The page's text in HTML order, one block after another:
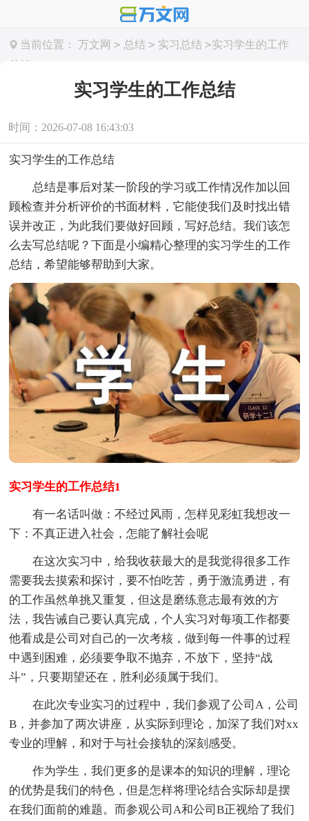
当前位置： 万文网 > 总结 > 实习总结 >实习学生的工作
总结
实习学生的工作总结
时间：2026-07-08 16:43:03
实习学生的工作总结
总结是事后对某一阶段的学习或工作情况作加以回
顾检查并分析评价的书面材料，它能使我们及时找出错
误并改正，为此我们要做好回顾，写好总结。我们该怎
么去写总结呢？下面是小编精心整理的实习学生的工作
总结，希望能够帮助到大家。
实习学生的工作总结1
有一名话叫做：不经过风雨，怎样见彩虹我想改一
下：不真正进入社会，怎能了解社会呢
在这次实习中，给我收获最大的是我觉得很多工作
需要我去摸索和探讨，要不怕吃苦，勇于激流勇进，有
的工作虽然单挑又重复，但这是磨练意志最有效的方
法，我告诫自己要认真完成，个人实习对每项工作都要
他看成是公司对自己的一次考核，做到每一件事的过程
中遇到困难，必须要争取不抛弃，不放下，坚持“战
斗”，只要期望还在，胜利必须属于我们。
在此次专业实习的过程中，我们参观了公司A，公司
B，并参加了两次讲座，从实际到理论，加深了我们对xx
专业的理解，和对于与社会接轨的深刻感受。
作为学生，我们更多的是课本的知识的理解，理论
的优势是我们的特色，但是怎样将理论结合实际却是摆
在我们面前的难题。而参观公司A和公司B正视给了我们